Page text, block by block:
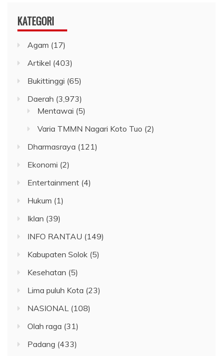
KATEGORI
Agam (17)
Artikel (403)
Bukittinggi (65)
Daerah (3,973)
Mentawai (5)
Varia TMMN Nagari Koto Tuo (2)
Dharmasraya (121)
Ekonomi (2)
Entertainment (4)
Hukum (1)
Iklan (39)
INFO RANTAU (149)
Kabupaten Solok (5)
Kesehatan (5)
Lima puluh Kota (23)
NASIONAL (108)
Olah raga (31)
Padang (433)